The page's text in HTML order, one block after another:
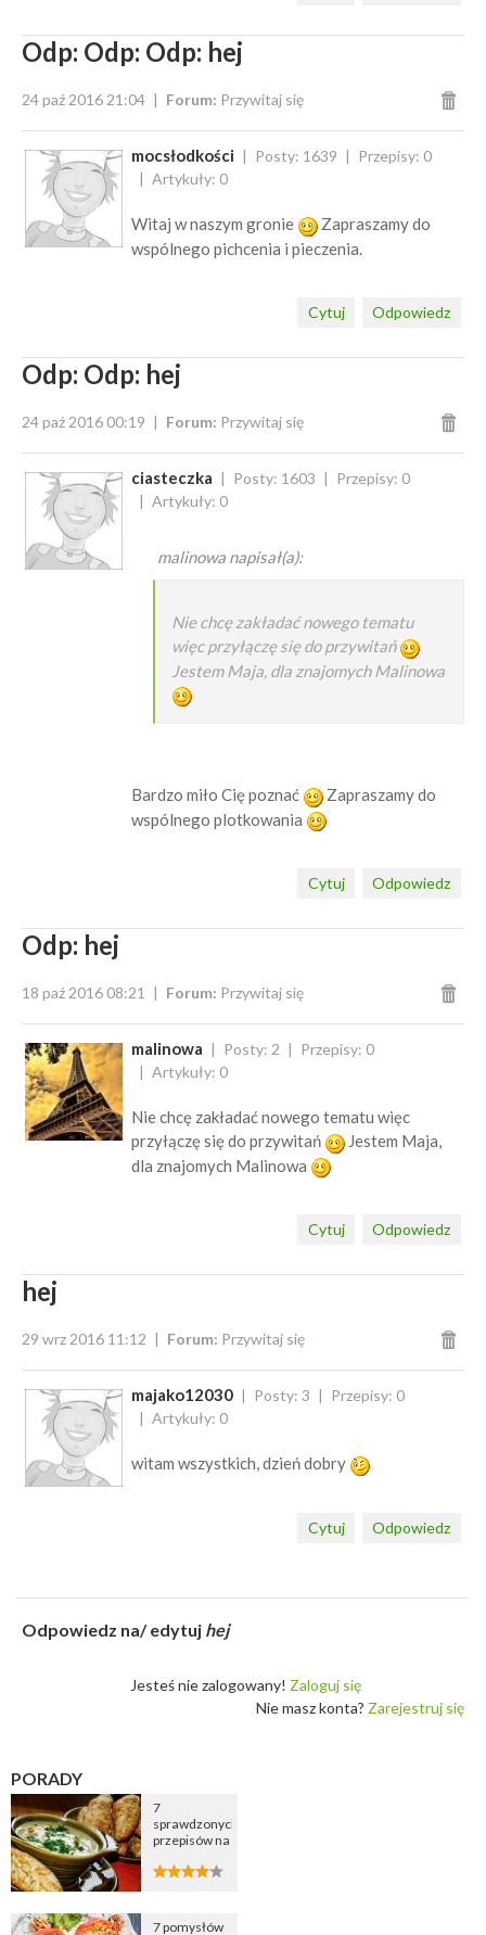
Odp: Odp: Odp: hej
24 paź 2016 21:04 Forum: Przywitaj się
mocsłodkości Posty: 1639
Przepisy: 0
Artykuły: 0
Witaj w naszym gronie
Zapraszamy do
wspólnego pichcenia i pieczenia.
Odpowiedz
Cytuj
Odp: Odp: hej
24 paź 2016 00:19 Forum: Przywitaj się
ciasteczka Posty: 1603
Przepisy: 0
Artykuły: 0
malinowa napisał(a):
Nie chcę zakładać nowego tematu
więc przyłączę się do przywitań
Jestem Maja, dla znajomych Malinowa
Bardzo miło Cię poznać
Zapraszamy do
wspólnego plotkowania
Odpowiedz
Cytuj
Odp: hej
18 paź 2016 08:21 Forum: Przywitaj się
malinowa Posty: 2
Przepisy: 0
Artykuły: 0
Nie chcę zakładać nowego tematu więc
przyłączę się do przywitań
Jestem Maja,
dla znajomych Malinowa
Odpowiedz
Cytuj
hej
29 wrz 2016 11:12 Forum: Przywitaj się
majako12030 Posty: 3
Przepisy: 0
Artykuły: 0
witam wszystkich, dzień dobry
Odpowiedz
Cytuj
Odpowiedz na/ edytuj hej
Jesteś nie zalogowany! Zaloguj się
Nie masz konta? Zarejestruj się
PORADY
7
sprawdzonych
przepisów na
cebulową
7 pomysłów